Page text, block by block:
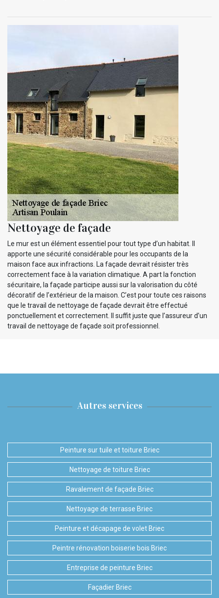
Nettoyage de façade
Le mur est un élément essentiel pour tout type d’un habitat. Il
apporte une sécurité considérable pour les occupants de la
maison face aux infractions. La façade devrait résister très
correctement face à la variation climatique. A part la fonction
sécuritaire, la façade participe aussi sur la valorisation du côté
décoratif de l’extérieur de la maison. C’est pour toute ces raisons
que le travail de nettoyage de façade devrait être effectué
ponctuellement et correctement. Il suffit juste que l’assureur d’un
travail de nettoyage de façade soit professionnel.
Autres services
Peinture sur tuile et toiture Briec
Nettoyage de toiture Briec
Ravalement de façade Briec
Nettoyage de terrasse Briec
Peinture et décapage de volet Briec
Peintre rénovation boiserie bois Briec
Entreprise de peinture Briec
Façadier Briec